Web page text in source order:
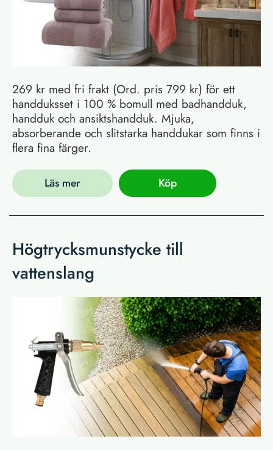
269 kr med fri frakt (Ord. pris 799 kr) för ett
handduksset i 100 % bomull med badhandduk,
handduk och ansiktshandduk. Mjuka,
absorberande och slitstarka handdukar som finns i
flera fina färger.
Läs mer Köp
Högtrycksmunstycke till
vattenslang